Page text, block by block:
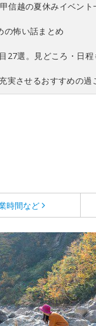
信越の夏休みイベント
の怖い話まとめ
27選。見どころ・日程
実させるおすすめの過
時間など